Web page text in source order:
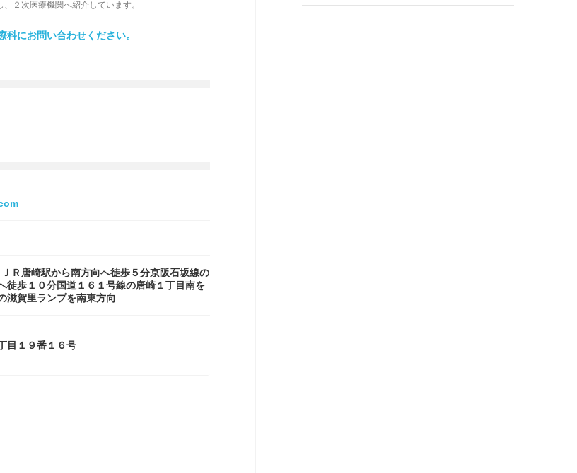
２次医療機関へ紹介しています。
にお問い合わせください。
Ｒ唐崎駅から南方向へ徒歩５分京阪石坂線の
徒歩１０分国道１６１号線の唐崎１丁目南を
滋賀里ランプを南東方向
目１９番１６号